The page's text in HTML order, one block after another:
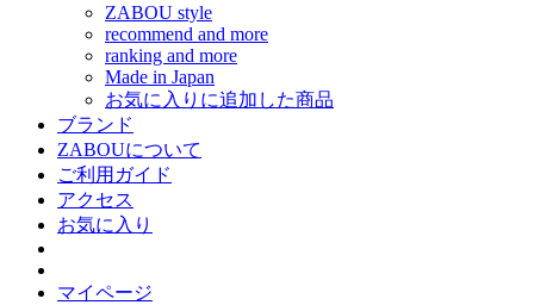
ZABOU style
recommend and more
ranking and more
Made in Japan
お気に入りに追加した商品
ブランド
ZABOUについて
ご利用ガイド
アクセス
お気に入り
マイページ